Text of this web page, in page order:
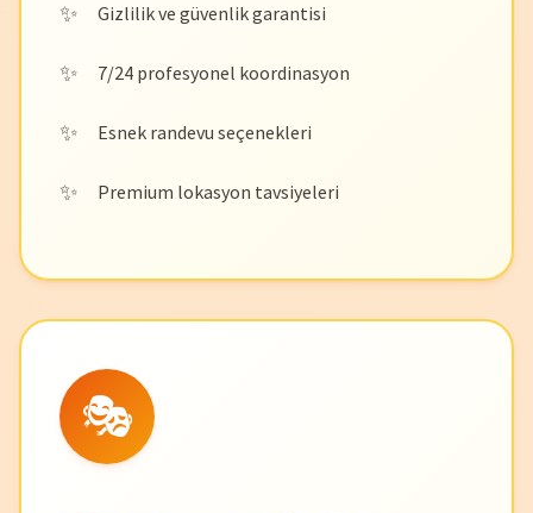
Gizlilik ve güvenlik garantisi
7/24 profesyonel koordinasyon
Esnek randevu seçenekleri
Premium lokasyon tavsiyeleri
🎭